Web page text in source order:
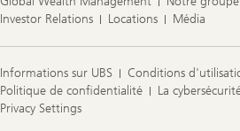
Investor Relations
Locations Média
Informations sur UBS
Conditions
Politique de confidentialité
La
Privacy Settings